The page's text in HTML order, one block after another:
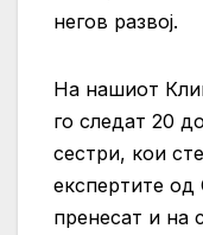
негов развој.
На нашиот
го следат 20
сестри, кои
експертите
пренесат и на